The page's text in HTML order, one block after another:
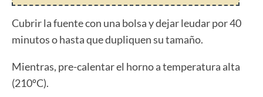
Cubrir la fuente con una bolsa y dejar leudar por 40
minutos o hasta que dupliquen su tamaño.
Mientras, pre-calentar el horno a temperatura alta
(210ºC).